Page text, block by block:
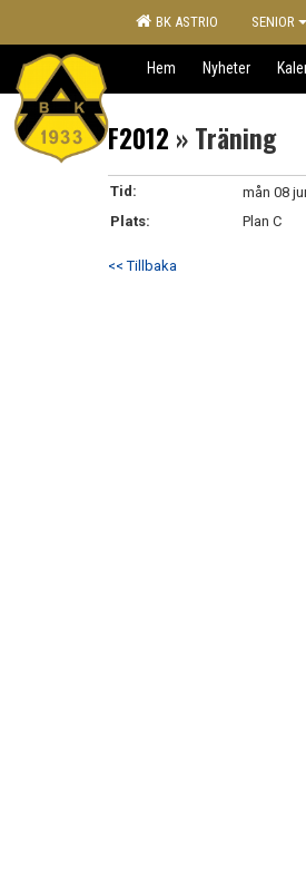
BK ASTRIO SENIOR
Hem Nyheter
F2012 » Träning
Tid:
mån 08
Plats:
Plan C
<< Tillbaka